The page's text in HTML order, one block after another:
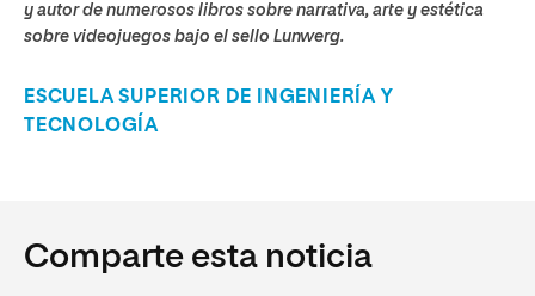
y autor de numerosos libros sobre narrativa, arte y estética
sobre videojuegos bajo el sello Lunwerg.
ESCUELA SUPERIOR DE INGENIERÍA Y
TECNOLOGÍA
Comparte esta noticia